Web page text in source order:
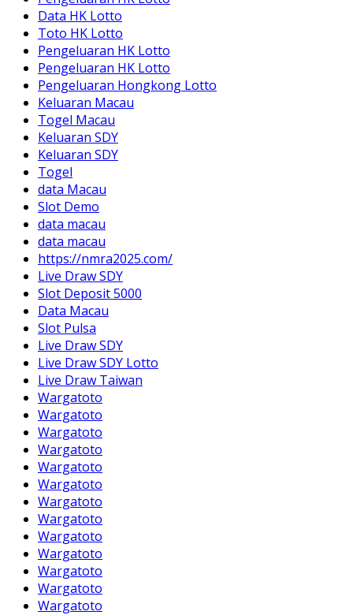
Data HK Lotto
Toto HK Lotto
Pengeluaran HK Lotto
Pengeluaran HK Lotto
Pengeluaran Hongkong Lotto
Keluaran Macau
Togel Macau
Keluaran SDY
Keluaran SDY
Togel
data Macau
Slot Demo
data macau
data macau
https://nmra2025.com/
Live Draw SDY
Slot Deposit 5000
Data Macau
Slot Pulsa
Live Draw SDY
Live Draw SDY Lotto
Live Draw Taiwan
Wargatoto
Wargatoto
Wargatoto
Wargatoto
Wargatoto
Wargatoto
Wargatoto
Wargatoto
Wargatoto
Wargatoto
Wargatoto
Wargatoto
Wargatoto